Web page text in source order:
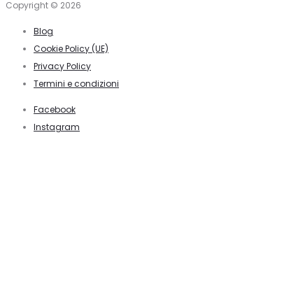
Copyright © 2026
Blog
Cookie Policy (UE)
Privacy Policy
Termini e condizioni
Facebook
Instagram